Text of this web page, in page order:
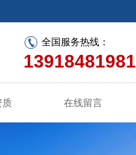
全国服务热线：
13918481981
质 在线留言